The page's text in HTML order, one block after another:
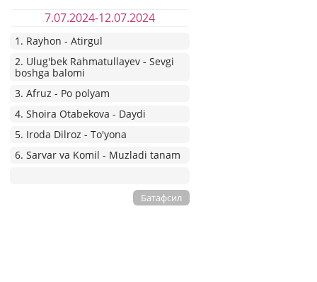
7.07.2024-12.07.2024
1. Rayhon - Atirgul
2. Ulug'bek Rahmatullayev - Sevgi
boshga balomi
3. Afruz - Po polyam
4. Shoira Otabekova - Daydi
5. Iroda Dilroz - To'yona
6. Sarvar va Komil - Muzladi tanam
Батафсил